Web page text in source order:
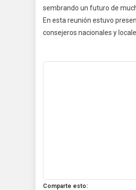
sembrando un futuro de
En esta reunión estuvo
consejeros nacionales y
Comparte esto: